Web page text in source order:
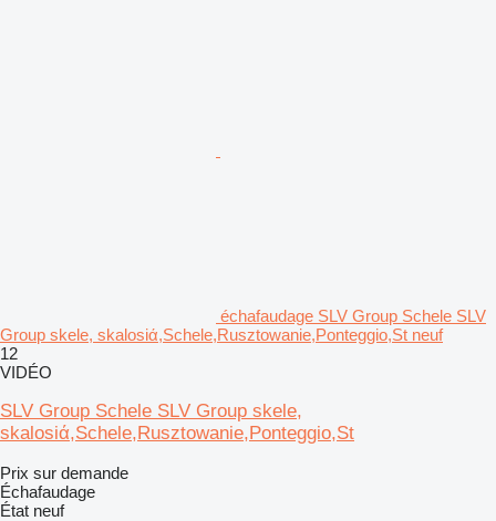
échafaudage SLV Group Schele SLV
Group skele, skalosiά,Schele,Rusztowanie,Ponteggio,St neuf
12
VIDÉO
SLV Group Schele SLV Group skele,
skalosiά,Schele,Rusztowanie,Ponteggio,St
Prix sur demande
Échafaudage
État neuf